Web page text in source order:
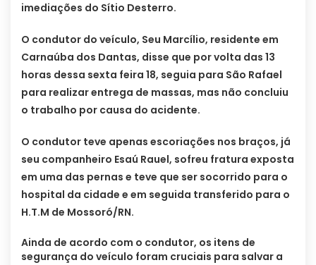
imediações do Sítio Desterro.
O condutor do veículo, Seu Marcílio, residente em
Carnaúba dos Dantas, disse que por volta das 13
horas dessa sexta feira 18, seguia para São Rafael
para realizar entrega de massas, mas não concluiu
o trabalho por causa do acidente.
O condutor teve apenas escoriações nos braços, já
seu companheiro Esaú Rauel, sofreu fratura exposta
em uma das pernas e teve que ser socorrido para o
hospital da cidade e em seguida transferido para o
H.T.M de Mossoró/RN.
Ainda de acordo com o condutor, os itens de
segurança do veículo foram cruciais para salvar a